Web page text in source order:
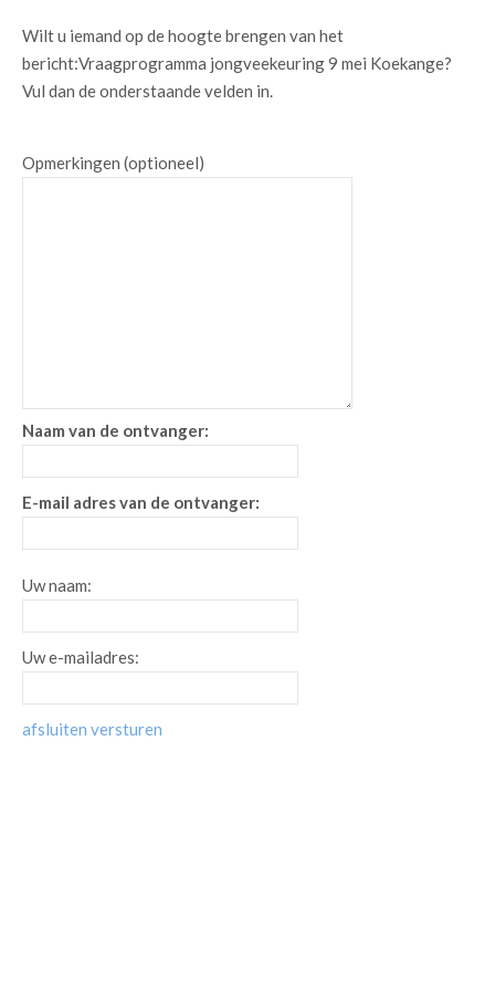
Wilt u iemand op de hoogte brengen van het
bericht:Vraagprogramma jongveekeuring 9 mei Koekange?
Vul dan de onderstaande velden in.
Opmerkingen (optioneel)
Naam van de ontvanger:
E-mail adres van de ontvanger:
Uw naam:
Uw e-mailadres:
afsluiten versturen